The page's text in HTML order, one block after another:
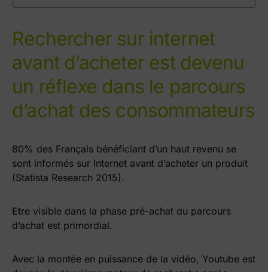
Rechercher sur internet
avant d’acheter est devenu
un réflexe dans le parcours
d’achat des consommateurs
80% des Français bénéficiant d’un haut revenu se
sont informés sur Internet avant d’acheter un produit
(Statista Research 2015).
Etre visible dans la phase pré-achat du parcours
d’achat est primordial.
Avec la montée en puissance de la vidéo, Youtube est